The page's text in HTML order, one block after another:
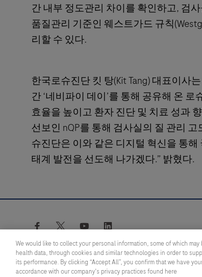
간 내부 정도관리 차이를 확인하고, 검
품질관리 기준인 웨스트가드 규칙
리할 수 있다.
한국로슈진단 킷 탕(Kit Tang) 대표이사
간 ‘네비파이 데이’를 통해 공유해 온
효율을 높이고 환자 진단 및 치료 성과
선보인 nQP를 통해 검사실의 질 관리
슈진단은 이와 같은 디지털 혁신을 통
태계 발전을 선도해 나가겠다.” 밝혔다.
facebook twitter youtube
© 2026 F. Hoffmann-La Roche Ltd
We would like to collect your personal information, some of which
health data, through cookies and similar technologies in order to
its performance. By clicking “Accept All”, you confirm that we have
accordance with our company's privacy practices found here